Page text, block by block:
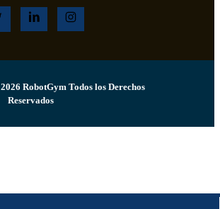
RobotGym Todos los Derechos
Reservados